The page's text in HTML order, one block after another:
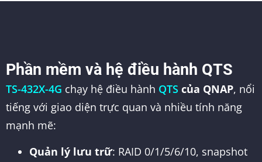
Phần mềm và hệ điều hành QTS
TS-432X-4G chạy hệ điều hành QTS của QNAP, nổi
tiếng với giao diện trực quan và nhiều tính năng
mạnh mẽ:
Quản lý lưu trữ: RAID 0/1/5/6/10, snapshot